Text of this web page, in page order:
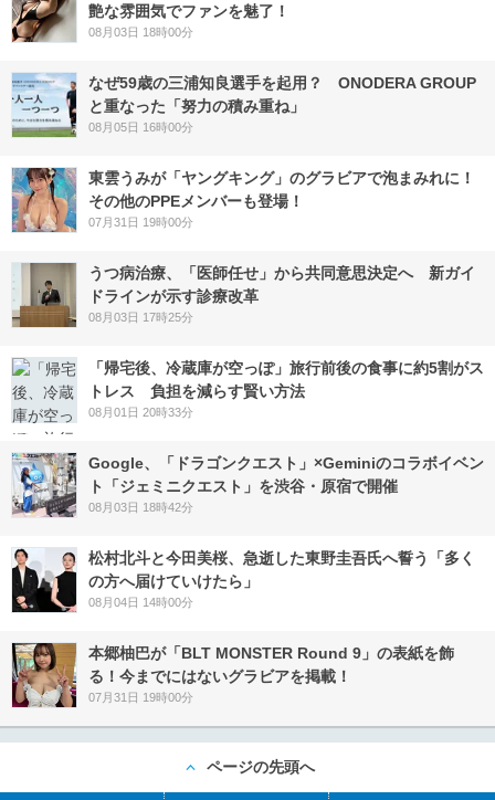
艶な雰囲気でファンを魅了！
08月03日 18時00分
なぜ59歳の三浦知良選手を起用？ ONODERA GROUP
と重なった「努力の積み重ね」
08月05日 16時00分
東雲うみが「ヤングキング」のグラビアで泡まみれに！
その他のPPEメンバーも登場！
07月31日 19時00分
うつ病治療、「医師任せ」から共同意思決定へ 新ガイ
ドラインが示す診療改革
08月03日 17時25分
「帰宅後、冷蔵庫が空っぽ」旅行前後の食事に約5割がス
トレス 負担を減らす賢い方法
08月01日 20時33分
Google、「ドラゴンクエスト」×Geminiのコラボイベン
ト「ジェミニクエスト」を渋谷・原宿で開催
08月03日 18時42分
松村北斗と今田美桜、急逝した東野圭吾氏へ誓う「多く
の方へ届けていけたら」
08月04日 14時00分
本郷柚巴が「BLT MONSTER Round 9」の表紙を飾
る！今までにはないグラビアを掲載！
07月31日 19時00分
ページの先頭へ